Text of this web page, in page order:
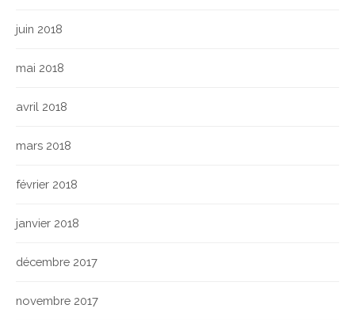
juin 2018
mai 2018
avril 2018
mars 2018
février 2018
janvier 2018
décembre 2017
novembre 2017